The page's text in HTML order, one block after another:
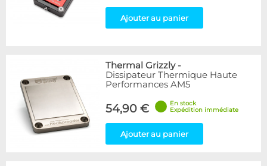
Ajouter au panier
Thermal Grizzly-
Dissipateur Thermique Haute
Performances AM5
54,90 €
En stock
Expédition immédiate
Ajouter au panier